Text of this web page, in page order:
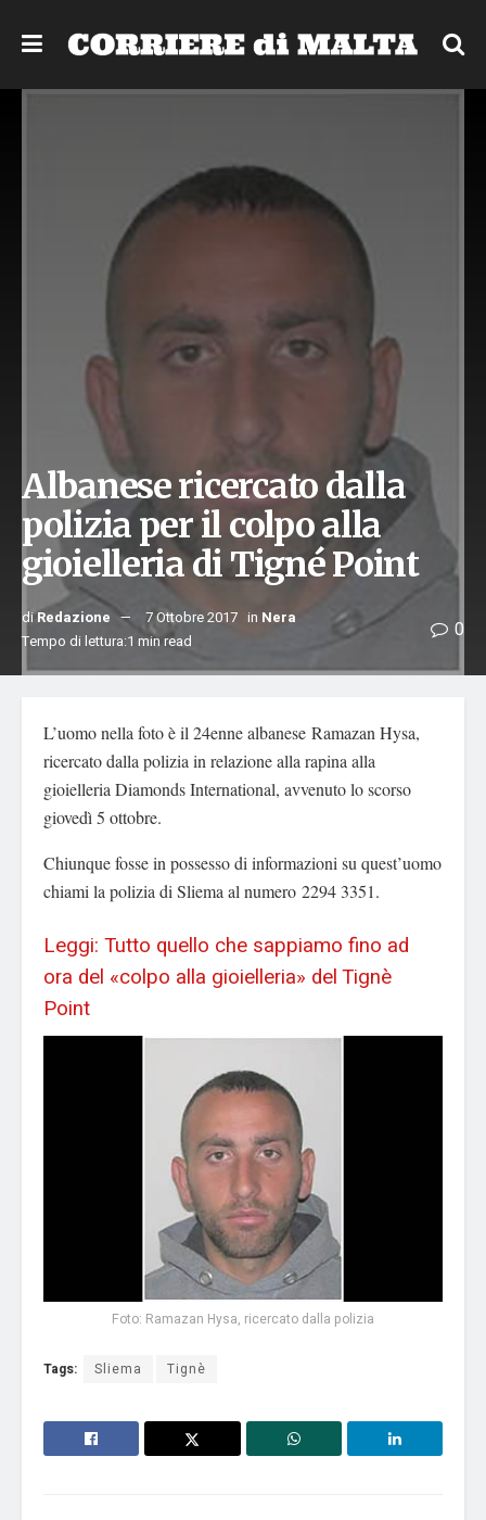
Albanese ricercato dalla
polizia per il colpo alla
gioielleria di Tigné Point
diRedazione 7 Ottobre 2017 in Nera
Tempo di lettura:1 min read
0
L’uomo nella foto è il 24enne albanese Ramazan Hysa,
ricercato dalla polizia in relazione alla rapina alla
gioielleria Diamonds International, avvenuto lo scorso
giovedì 5 ottobre.
Chiunque fosse in possesso di informazioni su quest’uomo
chiami la polizia di Sliema al numero 2294 3351.
Leggi: Tutto quello che sappiamo fino ad
ora del «colpo alla gioielleria» del Tignè
Point
Foto: Ramazan Hysa, ricercato dalla polizia
Tags: Sliema Tignè